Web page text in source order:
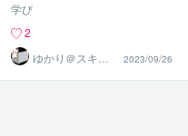
学び
2
ゆかり＠スキル
アップアドバイ
ザー
2023/09/26